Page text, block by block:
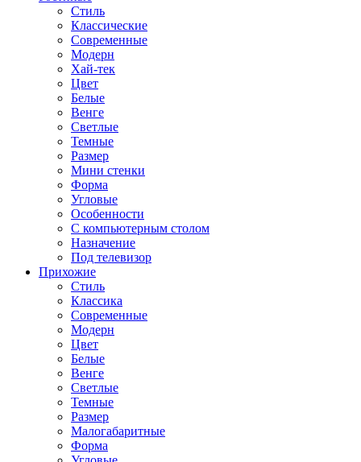
Стиль
Классические
Современные
Модерн
Хай-тек
Цвет
Белые
Венге
Светлые
Темные
Размер
Мини стенки
Форма
Угловые
Особенности
С компьютерным столом
Назначение
Под телевизор
Прихожие
Стиль
Классика
Современные
Модерн
Цвет
Белые
Венге
Светлые
Темные
Размер
Малогабаритные
Форма